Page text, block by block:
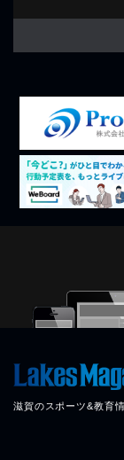
滋賀のスポーツ&教育